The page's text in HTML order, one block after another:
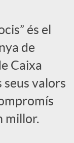
és el
de
Caixa
seus valors
millor.